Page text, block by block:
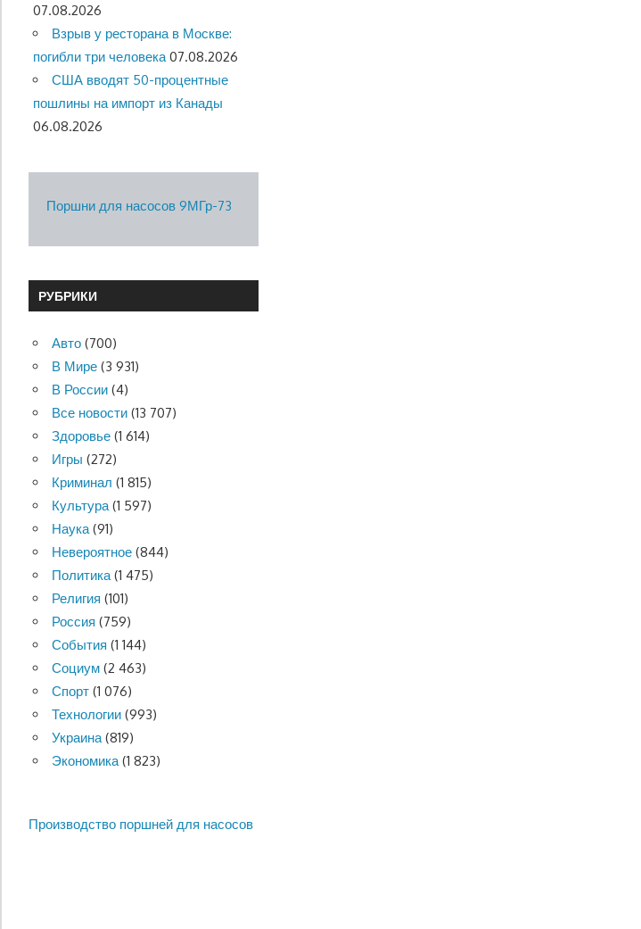
07.08.2026
Взрыв у ресторана в Москве:
погибли три человека 07.08.2026
США вводят 50-процентные
пошлины на импорт из Канады
06.08.2026
Поршни для насосов 9МГр-73
РУБРИКИ
Авто(700)
В Мире(3 931)
В России(4)
Все новости(13 707)
Здоровье(1 614)
Игры (272)
Криминал (1 815)
Культура(1 597)
Наука(91)
Невероятное(844)
Политика(1 475)
Религия (101)
Россия (759)
События (1 144)
Социум(2 463)
Спорт(1 076)
Технологии(993)
Украина(819)
Экономика(1 823)
Производство поршней для насосов